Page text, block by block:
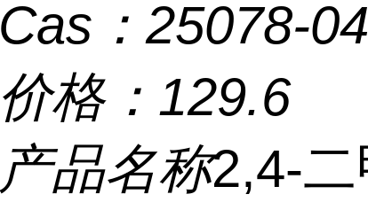
Cas： 25078-
价格： 129.6
产品名称2,4-